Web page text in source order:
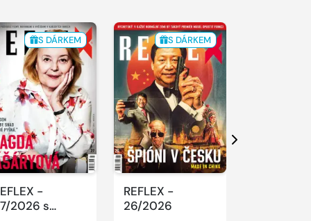
S DÁRKEM
-
2026 s
S DÁRKEM
REFLEX -
26/2026
Další